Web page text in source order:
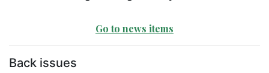
Go to news items
Back issues